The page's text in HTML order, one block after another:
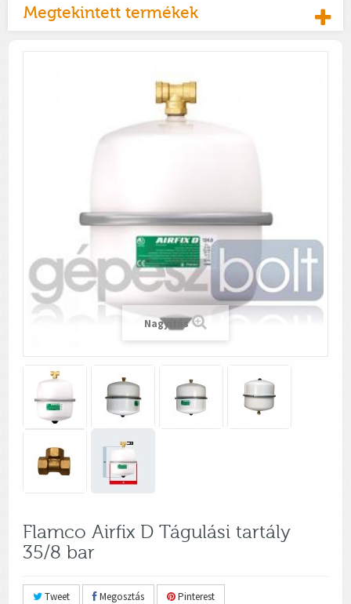
Megtekintett termékek
Nagyítás
Flamco Airfix D Tágulási tartály
35/8 bar
Tweet Megosztás Pinterest